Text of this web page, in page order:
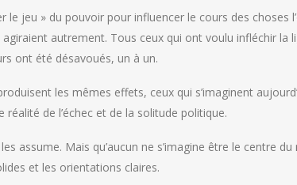
jeu » du pouvoir pour influencer le cours des choses
autrement. Tous ceux qui ont voulu infléchir la
ont été désavoués, un à un.
les mêmes effets, ceux qui s’imaginent
réalité de l’échec et de la solitude politique.
assume. Mais qu’aucun ne s’imagine être le centre
et les orientations claires.